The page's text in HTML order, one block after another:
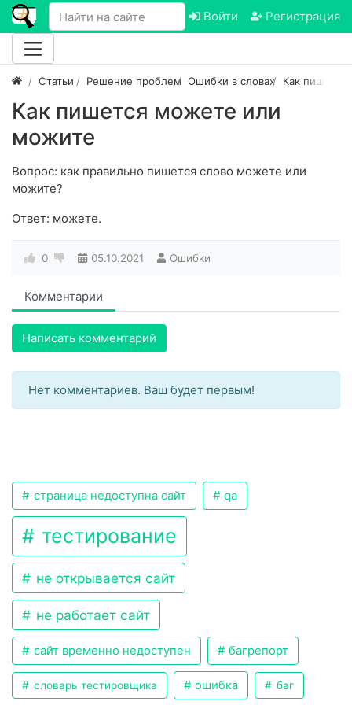
Войти Регистрация
Статьи Решение проблем Ошибки в словах Как пишется
Как пишется можете или
можите
Вопрос: как правильно пишется слово можете или
можите?
Ответ: можете.
0 05.10.2021 Ошибки
Комментарии
Написать комментарий
Нет комментариев. Ваш будет первым!
страница недоступна сайт qa
тестирование
не открывается сайт
не работает сайт
сайт временно недоступен багрепорт
словарь тестировщика ошибка баг